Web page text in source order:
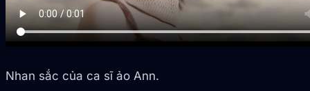
Nhan sắc của ca sĩ ảo Ann.